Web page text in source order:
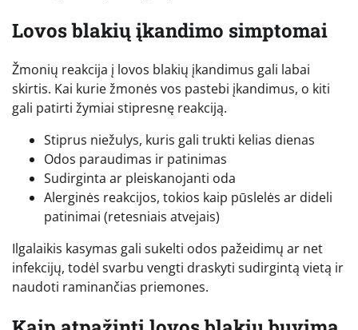
Lovos blakių įkandimo simptomai
Žmonių reakcija į lovos blakių įkandimus gali labai
skirtis. Kai kurie žmonės vos pastebi įkandimus, o kiti
gali patirti žymiai stipresnę reakciją.
Stiprus niežulys, kuris gali trukti kelias dienas
Odos paraudimas ir patinimas
Sudirginta ar pleiskanojanti oda
Alerginės reakcijos, tokios kaip pūslelės ar dideli
patinimai (retesniais atvejais)
Ilgalaikis kasymas gali sukelti odos pažeidimų ar net
infekcijų, todėl svarbu vengti draskyti sudirgintą vietą ir
naudoti raminančias priemones.